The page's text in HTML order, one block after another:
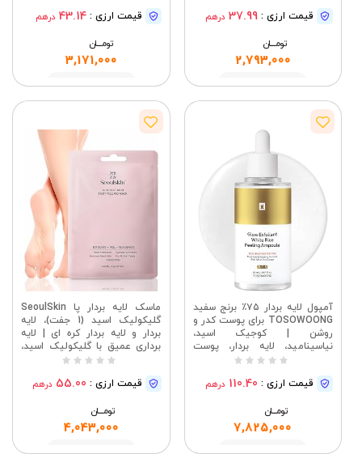
صاف و روشن‌تر می‌کند (110 میلی
قیمت ارزی : 37.99 درهم
تومــــــان
2,793,000
مشاهده
قیمت ارزی : 43.14 درهم
تومــــــان
3,171,000
مشاهده
آمپول لایه بردار ۷۵٪ برنج سفید
TOSOWOONG برای پوست کدر و
روشن | کوجیک اسید،
نیاسینامید، لایه بردار، پوست
مرده، جوش های سرسیاه، پاک
مراقبت از پوست کره ای، ۸۵
قیمت ارزی : 110.40 درهم
تومــــــان
7,825,000
ماسک لایه بردار پا SeoulSkin
گلیکولیک اسید (1 جفت)، لایه
بردار و لایه بردار کره ای | لایه
برداری عمیق با گلیکولیک اسید،
از بین برنده پوست مرده، بدون
قیمت ارزی : 55.00 درهم
تومــــــان
4,043,000